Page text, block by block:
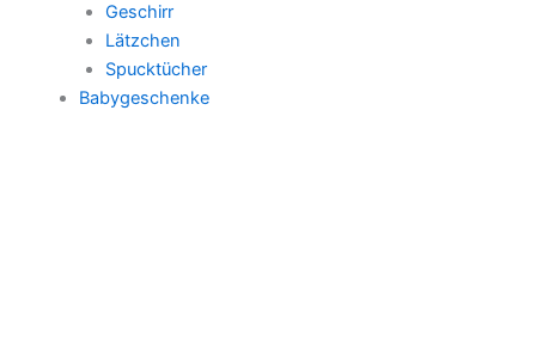
Geschirr
Lätzchen
Spucktücher
Babygeschenke